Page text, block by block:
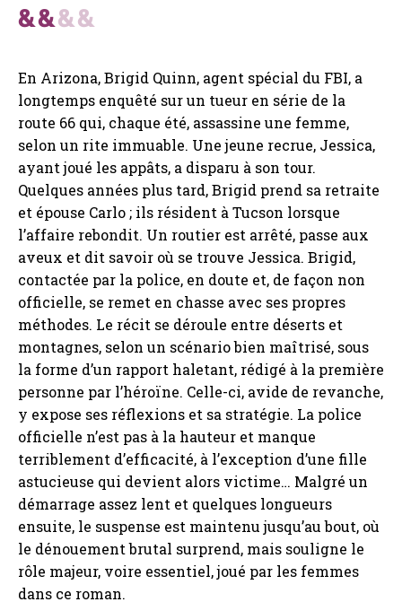
En Arizona, Brigid Quinn, agent spécial du FBI, a
longtemps enquêté sur un tueur en série de la
route 66 qui, chaque été, assassine une femme,
selon un rite immuable. Une jeune recrue, Jessica,
ayant joué les appâts, a disparu à son tour.
Quelques années plus tard, Brigid prend sa retraite
et épouse Carlo ; ils résident à Tucson lorsque
l’affaire rebondit. Un routier est arrêté, passe aux
aveux et dit savoir où se trouve Jessica. Brigid,
contactée par la police, en doute et, de façon non
officielle, se remet en chasse avec ses propres
méthodes. Le récit se déroule entre déserts et
montagnes, selon un scénario bien maîtrisé, sous
la forme d’un rapport haletant, rédigé à la première
personne par l’héroïne. Celle-ci, avide de revanche,
y expose ses réflexions et sa stratégie. La police
officielle n’est pas à la hauteur et manque
terriblement d’efficacité, à l’exception d’une fille
astucieuse qui devient alors victime… Malgré un
démarrage assez lent et quelques longueurs
ensuite, le suspense est maintenu jusqu’au bout, où
le dénouement brutal surprend, mais souligne le
rôle majeur, voire essentiel, joué par les femmes
dans ce roman.